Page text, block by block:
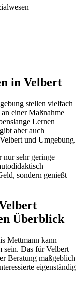
in Velbert
stellen vielfach
einer Maßnahme
Lernen
aber auch
und Umgebung.
nur sehr geringe
sondern genießt
Überblick
Mettmann kann
sein. Das für Velbert
Beratung maßgeblich
eigenständig